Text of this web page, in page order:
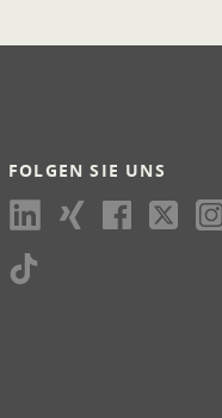
FOLGEN SIE UNS